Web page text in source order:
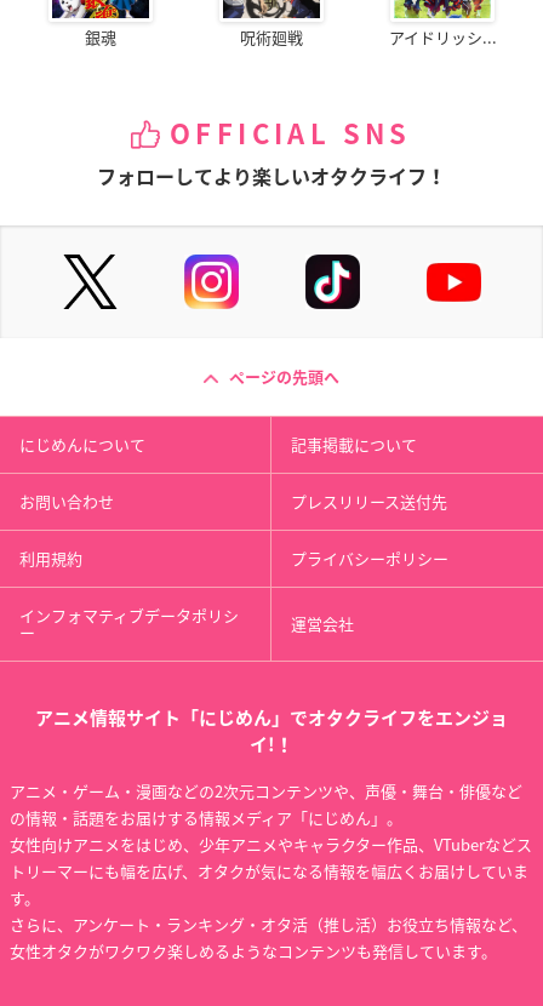
銀魂 呪術廻戦 アイドリッシ...
OFFICIAL SNS
フォローしてより楽しいオタクライフ！
ページの先頭へ
にじめんについて 記事掲載について
お問い合わせ プレスリリース送付先
利用規約 プライバシーポリシー
インフォマティブデータポリシ
ー 運営会社
アニメ情報サイト「にじめん」でオタクライフをエンジョ
イ!！
アニメ・ゲーム・漫画などの2次元コンテンツや、声優・舞台・俳優など
の情報・話題をお届けする情報メディア「にじめん」。
女性向けアニメをはじめ、少年アニメやキャラクター作品、VTuberなどス
トリーマーにも幅を広げ、オタクが気になる情報を幅広くお届けしていま
す。
さらに、アンケート・ランキング・オタ活（推し活）お役立ち情報など、
女性オタクがワクワク楽しめるようなコンテンツも発信しています。